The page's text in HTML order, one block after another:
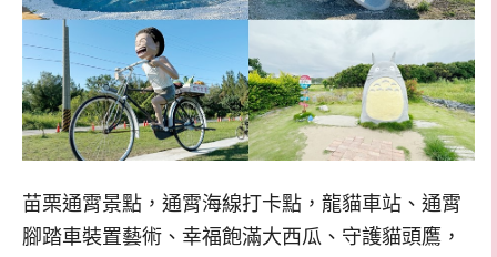
苗栗通霄景點，通霄海線打卡點，龍貓車站、通霄
腳踏車裝置藝術、幸福飽滿大西瓜、守護貓頭鷹，